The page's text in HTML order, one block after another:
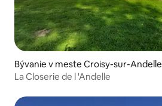
Bývanie v meste Croisy-sur-Andelle
La Closerie de l 'Andelle